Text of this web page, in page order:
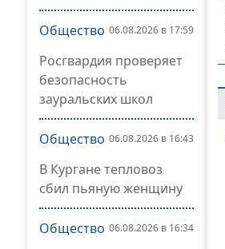
Общество 06.08.2026 в 17:59
Росгвардия проверяет
безопасность
зауральских школ
Общество 06.08.2026 в 16:43
В Кургане тепловоз
сбил пьяную женщину
Общество 06.08.2026 в 16:34